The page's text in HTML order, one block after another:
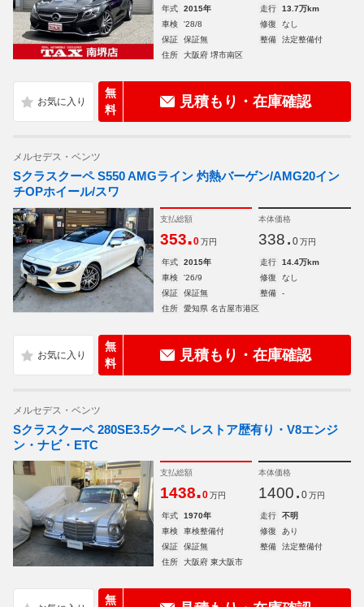
年式 2015年 走行
13.7万km
車検
'28/8 修復
なし
保証
保証無 整備
法定整備付
住所
大阪府 堺市南区
無
料
見積もり・在庫確認
メルセデス・ベンツ
Sクラスクーペ S550 AMGライン 灼熱バーゲン/AMG20イン
チOPホイール/スワ
支払総額
353.0 万円
本体価格
338. 0 万円
年式 2015年 走行
14.4万km
車検
'26/9 修復
なし
保証
保証無 整備
-
住所
愛知県 名古屋市港区
無
料
見積もり・在庫確認
メルセデス・ベンツ
Sクラスクーペ 280SE3.5クーペ レストア歴有り・V8エンジ
ン・ナビ・ETC
支払総額
1438.0 万円
本体価格
1400. 0 万円
年式 1970年 走行
不明
車検
車検整備付 修復
あり
保証
保証無 整備
法定整備付
住所
大阪府 東大阪市
無